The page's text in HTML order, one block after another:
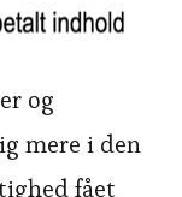
og
mere i den
fået